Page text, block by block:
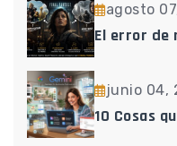
agosto
El error de
junio 04,
10 Cosas